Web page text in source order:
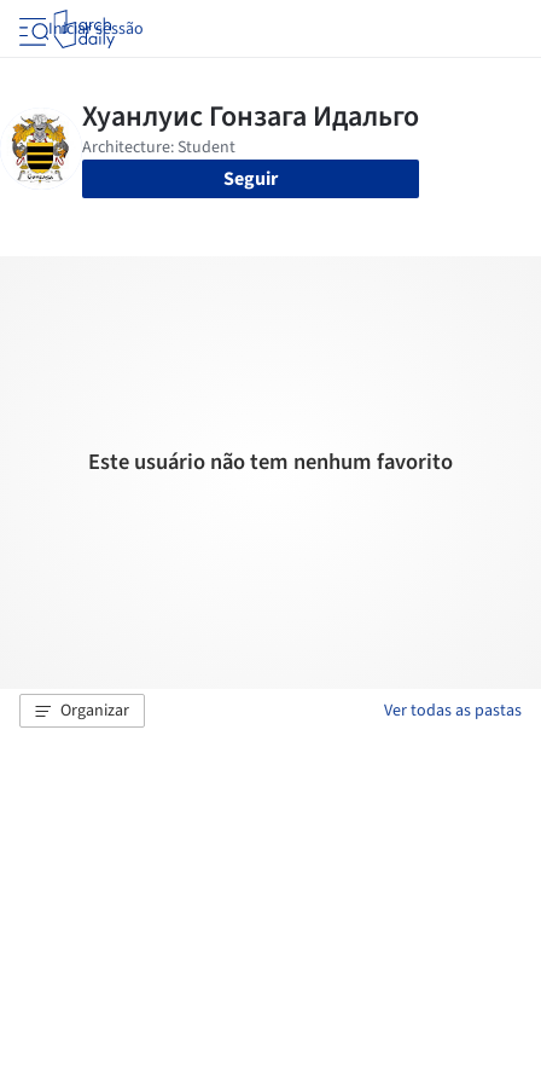
Iniciar sessão
Seguir
Este usuário não tem nenhum favorito
Organizar Ver todas as pastas